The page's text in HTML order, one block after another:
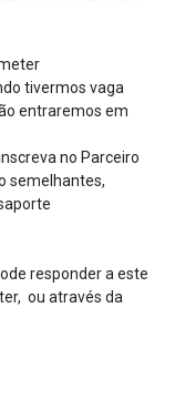
tivermos vaga
entraremos em
no Parceiro
semelhantes,
responder a este
ou através da